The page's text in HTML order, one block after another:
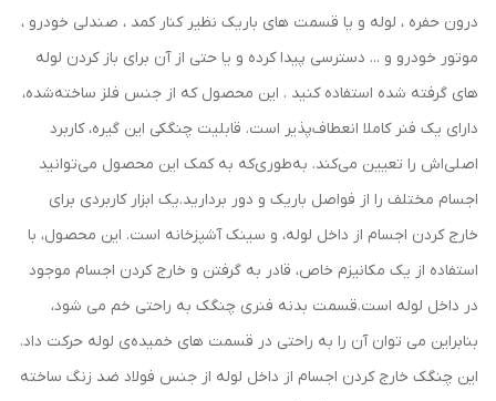
درون حفره ، لوله و یا قسمت های باریک نظیر کنار کمد ، صندلی خودرو ،
موتور خودرو و ... دسترسی پیدا کرده و یا حتی از آن برای باز کردن لوله
های گرفته شده استفاده کنید . این محصول که از جنس فلز ساخته‌شده،
دارای یک فنر کاملا انعطاف‌پذیر است. قابلیت چنگکی این گیره، کاربرد
اصلی‌اش را تعیین می‌کند. به‌طوری‌که به کمک این محصول می‌توانید
اجسام مختلف را از فواصل باریک و دور بردارید.یک ابزار کاربردی برای
خارج کردن اجسام از داخل لوله، و سینک آشپزخانه است. این محصول، با
استفاده از یک مکانیزم خاص، قادر به گرفتن و خارج کردن اجسام موجود
در داخل لوله است.قسمت بدنه فنری چنگک به راحتی خم می شود،
بنابراین می توان آن را به راحتی در قسمت های خمیده‌ی لوله حرکت داد.
این چنگک خارج کردن اجسام از داخل لوله از جنس فولاد ضد زنگ ساخته